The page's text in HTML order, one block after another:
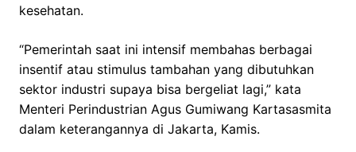
kesehatan.
“Pemerintah saat ini intensif membahas berbagai
insentif atau stimulus tambahan yang dibutuhkan
sektor industri supaya bisa bergeliat lagi,” kata
Menteri Perindustrian Agus Gumiwang Kartasasmita
dalam keterangannya di Jakarta, Kamis.